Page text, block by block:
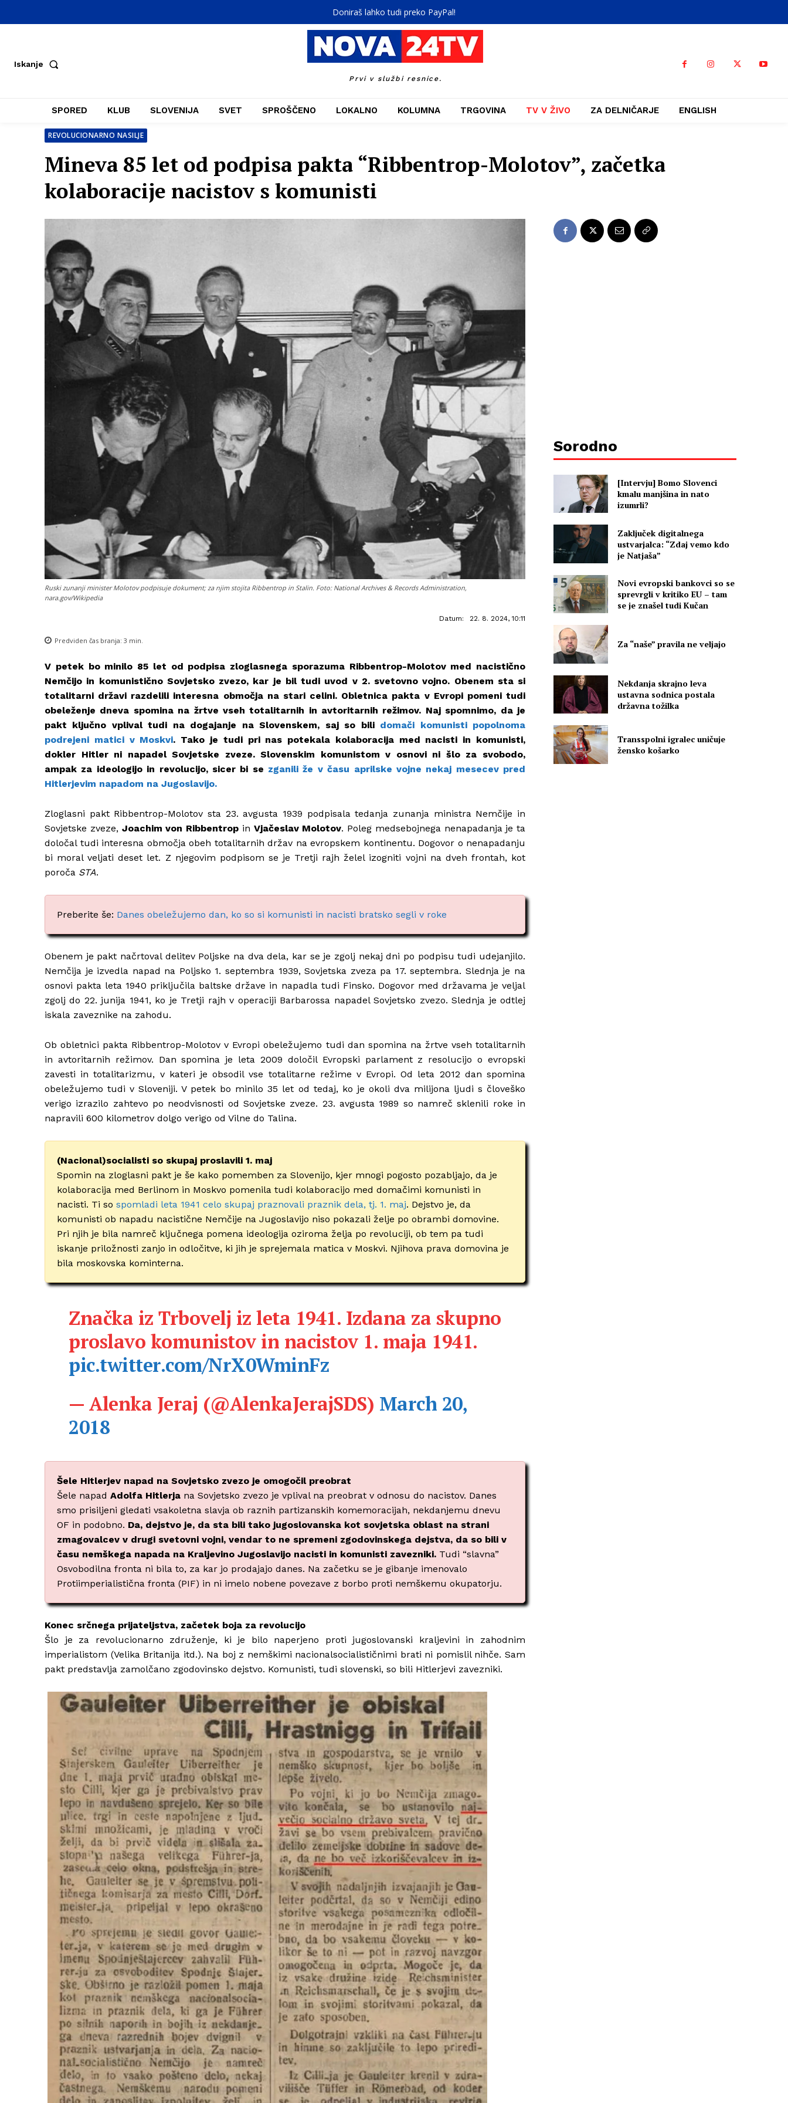
Doniraš lahko tudi preko PayPal!
Iskanje
Prvi v službi resnice.
SPORED KLUB SLOVENIJA SVET SPROŠČENO LOKALNO KOLUMNA TRGOVINA TV V ŽIVO ZA DELNIČARJE ENGLISH
REVOLUCIONARNO NASILJE
Mineva 85 let od podpisa pakta “Ribbentrop-Molotov”, začetka
kolaboracije nacistov s komunisti
Ruski zunanji minister Molotov podpisuje dokument; za njim stojita Ribbentrop in Stalin. Foto: National Archives & Records Administration,
nara.gov/Wikipedia
Datum: 22. 8. 2024, 10:11
Predviden čas branja: 3 min.
V petek bo minilo 85 let od podpisa zloglasnega sporazuma Ribbentrop-Molotov med nacistično
Nemčijo in komunistično Sovjetsko zvezo, kar je bil tudi uvod v 2. svetovno vojno. Obenem sta si
totalitarni državi razdelili interesna območja na stari celini. Obletnica pakta v Evropi pomeni tudi
obeleženje dneva spomina na žrtve vseh totalitarnih in avtoritarnih režimov. Naj spomnimo, da je
pakt ključno vplival tudi na dogajanje na Slovenskem, saj so bili domači komunisti popolnoma
podrejeni matici v Moskvi. Tako je tudi pri nas potekala kolaboracija med nacisti in komunisti,
dokler Hitler ni napadel Sovjetske zveze. Slovenskim komunistom v osnovi ni šlo za svobodo,
ampak za ideologijo in revolucijo, sicer bi se zganili že v času aprilske vojne nekaj mesecev pred
Hitlerjevim napadom na Jugoslavijo.
Zloglasni pakt Ribbentrop-Molotov sta 23. avgusta 1939 podpisala tedanja zunanja ministra Nemčije in
Sovjetske zveze, Joachim von Ribbentrop in Vjačeslav Molotov. Poleg medsebojnega nenapadanja je ta
določal tudi interesna območja obeh totalitarnih držav na evropskem kontinentu. Dogovor o nenapadanju
bi moral veljati deset let. Z njegovim podpisom se je Tretji rajh želel izogniti vojni na dveh frontah, kot
poroča STA.
Preberite še: Danes obeležujemo dan, ko so si komunisti in nacisti bratsko segli v roke
Obenem je pakt načrtoval delitev Poljske na dva dela, kar se je zgolj nekaj dni po podpisu tudi udejanjilo.
Nemčija je izvedla napad na Poljsko 1. septembra 1939, Sovjetska zveza pa 17. septembra. Slednja je na
osnovi pakta leta 1940 priključila baltske države in napadla tudi Finsko. Dogovor med državama je veljal
zgolj do 22. junija 1941, ko je Tretji rajh v operaciji Barbarossa napadel Sovjetsko zvezo. Slednja je odtlej
iskala zaveznike na zahodu.
Ob obletnici pakta Ribbentrop-Molotov v Evropi obeležujemo tudi dan spomina na žrtve vseh totalitarnih
in avtoritarnih režimov. Dan spomina je leta 2009 določil Evropski parlament z resolucijo o evropski
zavesti in totalitarizmu, v kateri je obsodil vse totalitarne režime v Evropi. Od leta 2012 dan spomina
obeležujemo tudi v Sloveniji. V petek bo minilo 35 let od tedaj, ko je okoli dva milijona ljudi s človeško
verigo izrazilo zahtevo po neodvisnosti od Sovjetske zveze. 23. avgusta 1989 so namreč sklenili roke in
napravili 600 kilometrov dolgo verigo od Vilne do Talina.
(Nacional)socialisti so skupaj proslavili 1. maj
Spomin na zloglasni pakt je še kako pomemben za Slovenijo, kjer mnogi pogosto pozabljajo, da je
kolaboracija med Berlinom in Moskvo pomenila tudi kolaboracijo med domačimi komunisti in
nacisti. Ti so spomladi leta 1941 celo skupaj praznovali praznik dela, tj. 1. maj. Dejstvo je, da
komunisti ob napadu nacistične Nemčije na Jugoslavijo niso pokazali želje po obrambi domovine.
Pri njih je bila namreč ključnega pomena ideologija oziroma želja po revoluciji, ob tem pa tudi
iskanje priložnosti zanjo in odločitve, ki jih je sprejemala matica v Moskvi. Njihova prava domovina je
bila moskovska kominterna.
Značka iz Trbovelj iz leta 1941. Izdana za skupno
proslavo komunistov in nacistov 1. maja 1941.
pic.twitter.com/NrX0WminFz
— Alenka Jeraj (@AlenkaJerajSDS) March 20,
2018
Šele Hitlerjev napad na Sovjetsko zvezo je omogočil preobrat
Šele napad Adolfa Hitlerja na Sovjetsko zvezo je vplival na preobrat v odnosu do nacistov. Danes
smo prisiljeni gledati vsakoletna slavja ob raznih partizanskih komemoracijah, nekdanjemu dnevu
OF in podobno. Da, dejstvo je, da sta bili tako jugoslovanska kot sovjetska oblast na strani
zmagovalcev v drugi svetovni vojni, vendar to ne spremeni zgodovinskega dejstva, da so bili v
času nemškega napada na Kraljevino Jugoslavijo nacisti in komunisti zavezniki. Tudi “slavna”
Osvobodilna fronta ni bila to, za kar jo prodajajo danes. Na začetku se je gibanje imenovalo
Protiimperialistična fronta (PIF) in ni imelo nobene povezave z borbo proti nemškemu okupatorju.
Konec srčnega prijateljstva, začetek boja za revolucijo
Šlo je za revolucionarno združenje, ki je bilo naperjeno proti jugoslovanski kraljevini in zahodnim
imperialistom (Velika Britanija itd.). Na boj z nemškimi nacionalsocialističnimi brati ni pomislil nihče. Sam
pakt predstavlja zamolčano zgodovinsko dejstvo. Komunisti, tudi slovenski, so bili Hitlerjevi zavezniki.
Sorodno
[Intervju] Bomo Slovenci
kmalu manjšina in nato
izumrli?
Zaključek digitalnega
ustvarjalca: “Zdaj vemo kdo
je Natjaša”
Novi evropski bankovci so se
sprevrgli v kritiko EU – tam
se je znašel tudi Kučan
Za “naše” pravila ne veljajo
Nekdanja skrajno leva
ustavna sodnica postala
državna tožilka
Transspolni igralec uničuje
žensko košarko